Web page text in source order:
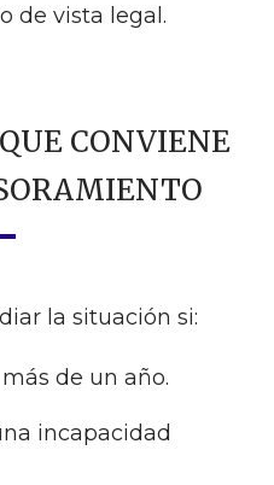
de vista legal.
CONVIENE
la situación si:
de un año.
incapacidad